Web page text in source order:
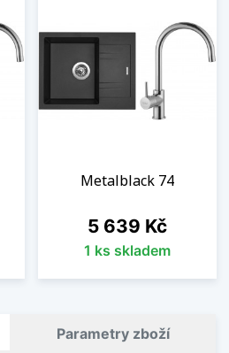
Metalblack 74
Cena
5 639 Kč
1 ks skladem
Parametry zboží